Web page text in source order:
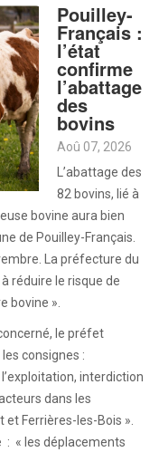
Pouilley-
Français :
l’état
confirme
l’abattage
des
bovins
Aoû 07, 2026
L’abattage des
82 bovins, lié à
bovine aura bien
de Pouilley-Français.
La préfecture du
réduire le risque de
bovine ».
le préfet
consignes :
interdiction
dans les
Ferrières-les-Bois ».
: « les déplacements